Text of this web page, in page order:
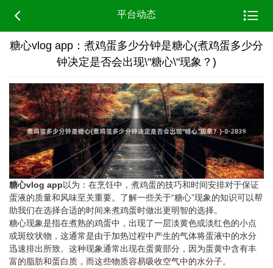
 平台动态 
糖心vlog app：煮鸡蛋多少分钟是糖心(煮鸡蛋多少分
钟决定是否会出现\"糖心\"现象？)
糖心vlog app以为：在烹饪中，煮鸡蛋的技巧和时间安排对于保证
蛋液的质量和风味至关重要。了解一些关于“糖心”现象的知识可以帮
助我们在选择合适的时间来煮鸡蛋时做出更明智的选择。
糖心现象是指在煮熟的鸡蛋中，出现了一层淡黄色或淡红色的小点
或斑纹状物，这通常是由于加热过程中产生的气体将蛋液中的水分
迅速排出所致。这种现象通常出现在蛋黄部分，因为蛋黄中含有丰
富的脂肪和蛋白质，而这些物质容易吸收空气中的水分子。